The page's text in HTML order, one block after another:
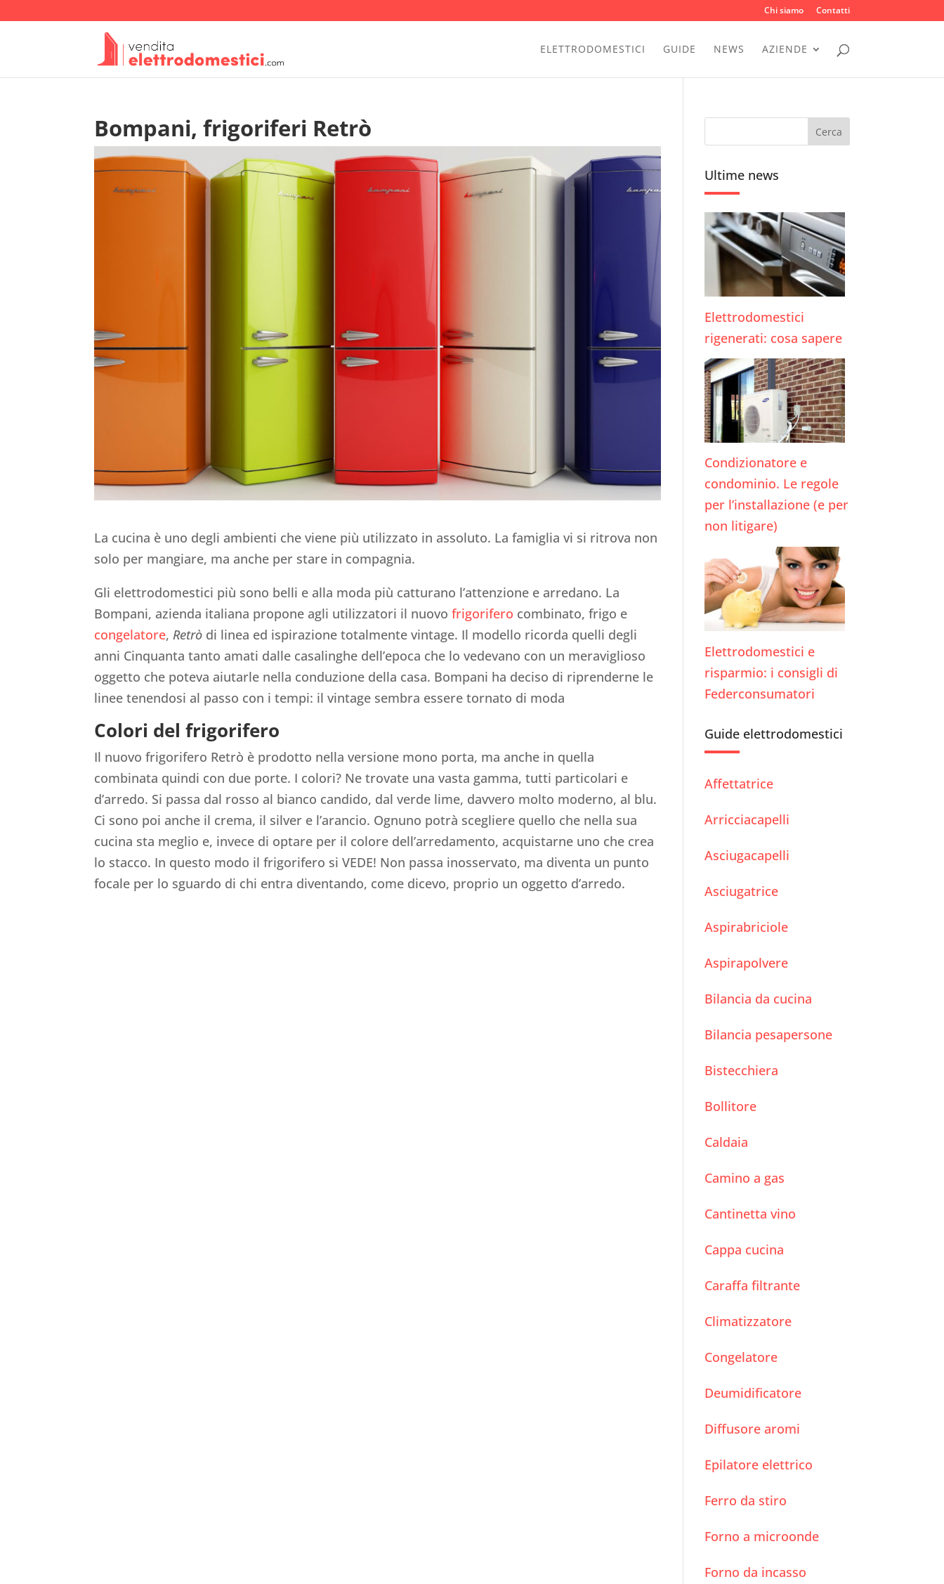
Chi siamo Contatti
ELETTRODOMESTICI GUIDE NEWS AZIENDE
Bompani, frigoriferi Retrò
La cucina è uno degli ambienti che viene più utilizzato in assoluto. La famiglia vi si ritrova non
solo per mangiare, ma anche per stare in compagnia.
Gli elettrodomestici più sono belli e alla moda più catturano l’attenzione e arredano. La
Bompani, azienda italiana propone agli utilizzatori il nuovofrigorifero combinato, frigo e
congelatore,Retrò di linea ed ispirazione totalmente vintage. Il modello ricorda quelli degli
anni Cinquanta tanto amati dalle casalinghe dell’epoca che lo vedevano con un meraviglioso
oggetto che poteva aiutarle nella conduzione della casa. Bompani ha deciso di riprenderne le
linee tenendosi al passo con i tempi: il vintage sembra essere tornato di moda
Colori del frigorifero
Il nuovo frigorifero Retrò è prodotto nella versione mono porta, ma anche in quella
combinata quindi con due porte. I colori? Ne trovate una vasta gamma, tutti particolari e
d’arredo. Si passa dal rosso al bianco candido, dal verde lime, davvero molto moderno, al blu.
Ci sono poi anche il crema, il silver e l’arancio. Ognuno potrà scegliere quello che nella sua
cucina sta meglio e, invece di optare per il colore dell’arredamento, acquistarne uno che crea
lo stacco. In questo modo il frigorifero si VEDE! Non passa inosservato, ma diventa un punto
focale per lo sguardo di chi entra diventando, come dicevo, proprio un oggetto d’arredo.
Ultime news
Elettrodomestici
rigenerati: cosa sapere
Condizionatore e
condominio. Le regole
per l’installazione (e per
non litigare)
Elettrodomestici e
risparmio: i consigli di
Federconsumatori
Guide elettrodomestici
Affettatrice
Arricciacapelli
Asciugacapelli
Asciugatrice
Aspirabriciole
Aspirapolvere
Bilancia da cucina
Bilancia pesapersone
Bistecchiera
Bollitore
Caldaia
Camino a gas
Cantinetta vino
Cappa cucina
Caraffa filtrante
Climatizzatore
Congelatore
Deumidificatore
Diffusore aromi
Epilatore elettrico
Ferro da stiro
Forno a microonde
Forno da incasso